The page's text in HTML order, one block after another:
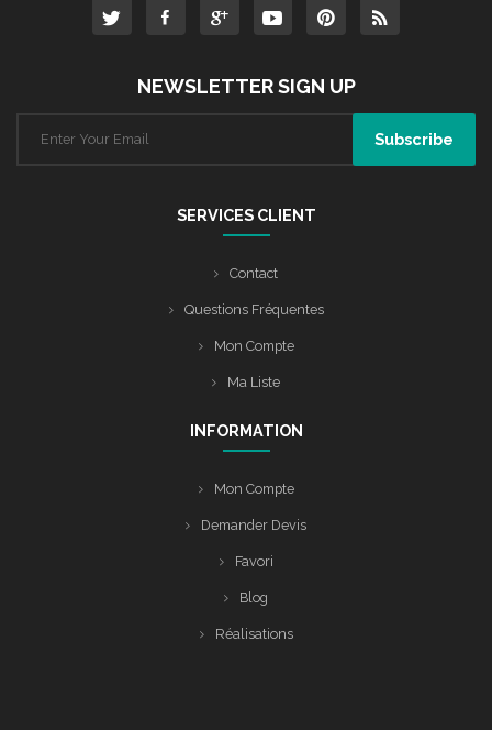
NEWSLETTER SIGN UP
SERVICES CLIENT
Contact
Questions Fréquentes
Mon Compte
Ma Liste
INFORMATION
Mon Compte
Demander Devis
Favori
Blog
Réalisations